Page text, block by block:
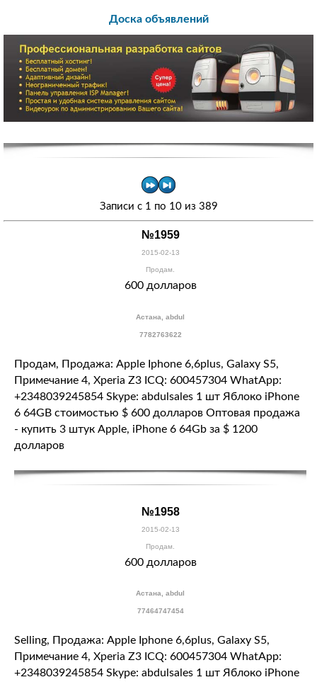
Доска объявлений
Записи с 1 по 10 из 389
№1959
2015-02-13
Продам.
600 долларов
Астана, abdul
7782763622
Продам, Продажа: Apple Iphone 6,6plus, Galaxy S5,
Примечание 4, Xperia Z3 ICQ: 600457304 WhatApp:
+2348039245854 Skype: abdulsales 1 шт Яблоко iPhone
6 64GB стоимостью $ 600 долларов Оптовая продажа
- купить 3 штук Apple, iPhone 6 64Gb за $ 1200
долларов
№1958
2015-02-13
Продам.
600 долларов
Астана, abdul
77464747454
Selling, Продажа: Apple Iphone 6,6plus, Galaxy S5,
Примечание 4, Xperia Z3 ICQ: 600457304 WhatApp:
+2348039245854 Skype: abdulsales 1 шт Яблоко iPhone